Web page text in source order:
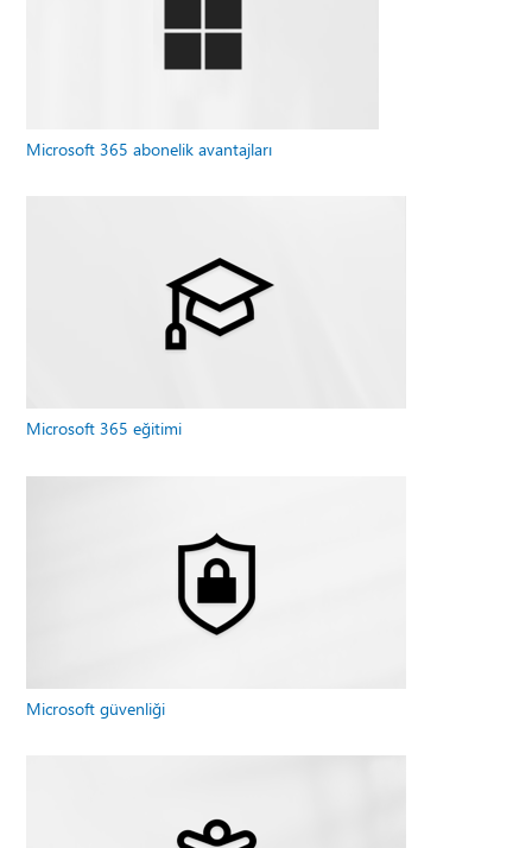
Microsoft 365 abonelik avantajları
Microsoft 365 eğitimi
Microsoft güvenliği